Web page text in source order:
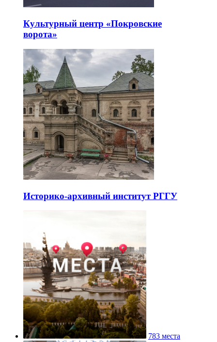
Культурный центр «Покровские
ворота»
Историко-архивный институт РГГУ
783 места